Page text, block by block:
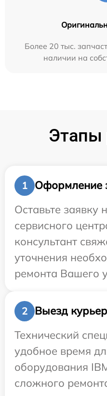
Более 20 тыс.
наличии на
Этапы
1
Оформление
Оставьте заявку
сервисного
консультант
уточнения
ремонта Вашего
2
Выезд
Технический
удобное время
оборудования
сложного